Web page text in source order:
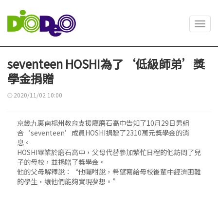
seventeen HOSHI為了‘低級師弟’獎
學金捐贈
2020/11/02 10:00
京畿九裏南楊州教育支援廳磨石高中告知了10月29日男組
合‘seventeen’成員HOSHI捐贈了2310萬元獎學金的消
息。
HOSHI畢業於磨石高中，父母代替參加繁忙日程的他訪問了兒
子的母校，並捐贈了獎學金。
他的父母解釋說：“他囑咐說，希望寫給母校後輩中經濟困難
的學生，讓他們能夠實現夢想。”